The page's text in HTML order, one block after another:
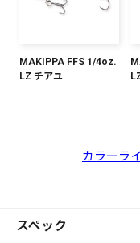
MAKIPPA FFS 1/4oz.
LZ チアユ
カラーラ
スペック